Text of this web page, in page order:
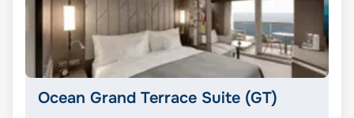
Ocean Grand Terrace Suite (GT)